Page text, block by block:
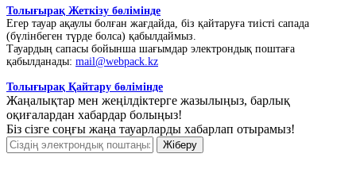
Толығырақ Жеткізу бөлімінде
Егер тауар ақаулы болған жағдайда, біз қайтаруға тиісті сапада
(бүлінбеген түрде болса) қабылдаймыз.
Тауардың сапасы бойынша шағымдар электрондық поштаға
қабылданады: mail@webpack.kz
Толығырақ Қайтару бөлімінде
Жаңалықтар мен жеңілдіктерге жазылыңыз, барлық
оқиғалардан хабардар болыңыз!
Біз сізге соңғы жаңа тауарларды хабарлап отырамыз!